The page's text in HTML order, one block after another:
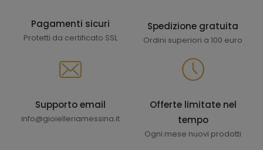
Pagamenti sicuri
Protetti da certificato SSL
Spedizione gratuita
Ordini superiori a 100 euro
Supporto email
info@gioielleriamessina.it
Offerte limitate nel
tempo
Ogni mese nuovi prodotti